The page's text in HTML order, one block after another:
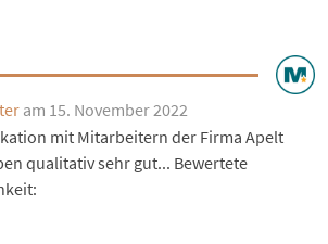
am 15. November 2022
mit Mitarbeitern der Firma Apelt
qualitativ sehr gut... Bewertete